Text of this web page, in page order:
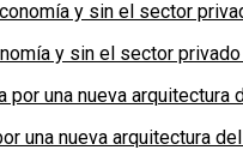
y sin el sector
una nueva arquitectura